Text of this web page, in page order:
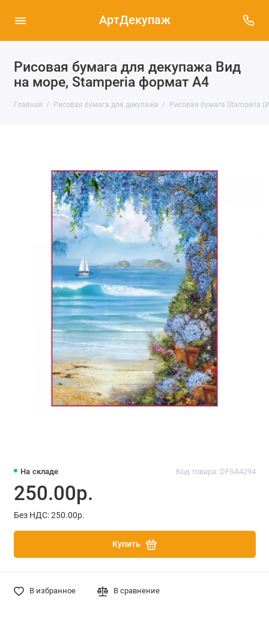
АртДекупаж
Рисовая бумага для декупажа Вид
на море, Stamperia формат А4
Главная Рисовая бумага для декупажа Рисовая бумага Stamperia
На складе Код товара: DFSA4294
250.00р.
Без НДС: 250.00р.
Купить
В избранное В сравнение